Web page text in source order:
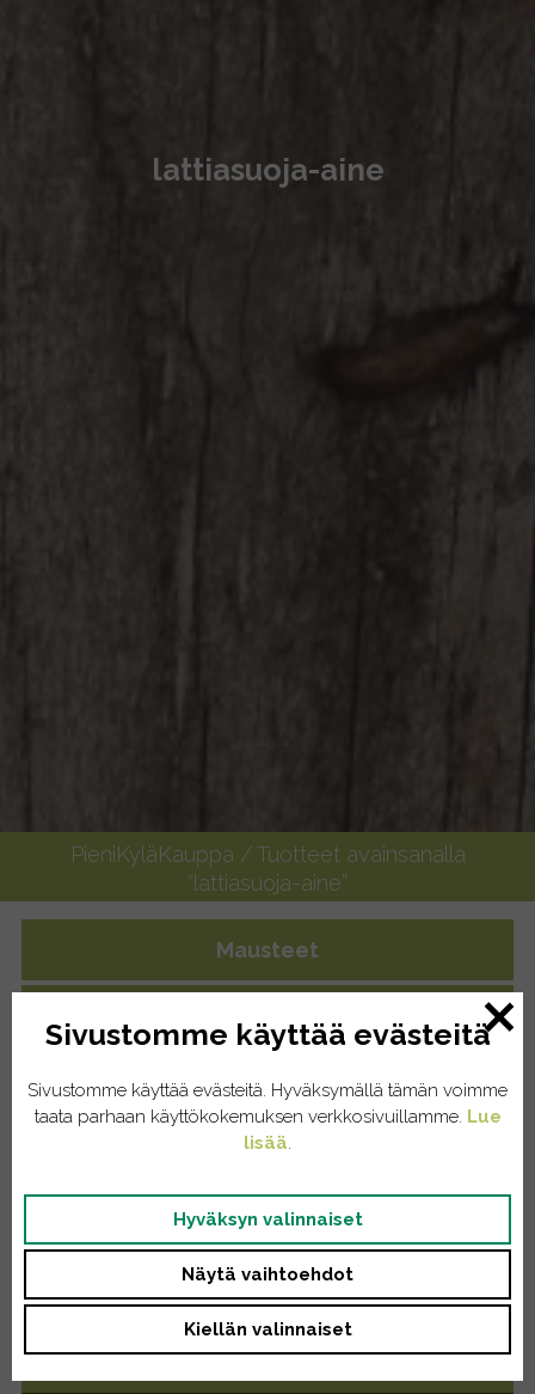
lattiasuoja-aine
PieniKyläKauppa / Tuotteet avainsanalla
“lattiasuoja-aine”
Mausteet
Eläintenruoat
Kissat
Koirat
Kodinhoito
Pyykinpesu
Sivustomme käyttää evästeitä
Sivustomme käyttää evästeitä. Hyväksymällä tämän voimme
taata parhaan käyttökokemuksen verkkosivuillamme. Lue
lisää.
Hyväksyn valinnaiset
Näytä vaihtoehdot
Kiellän valinnaiset